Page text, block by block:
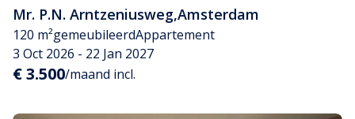
Mr. P.N. Arntzeniusweg,Amsterdam
120 m²gemeubileerdAppartement
3 Oct 2026 - 22 Jan 2027
€ 3.500/maand incl.